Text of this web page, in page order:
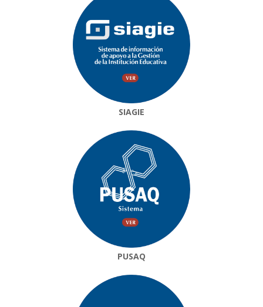
SIAGIE
PUSAQ